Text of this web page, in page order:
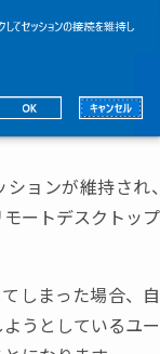
ションが維持され、
ートデスクトップ
しまった場合、 自
うとしているユー